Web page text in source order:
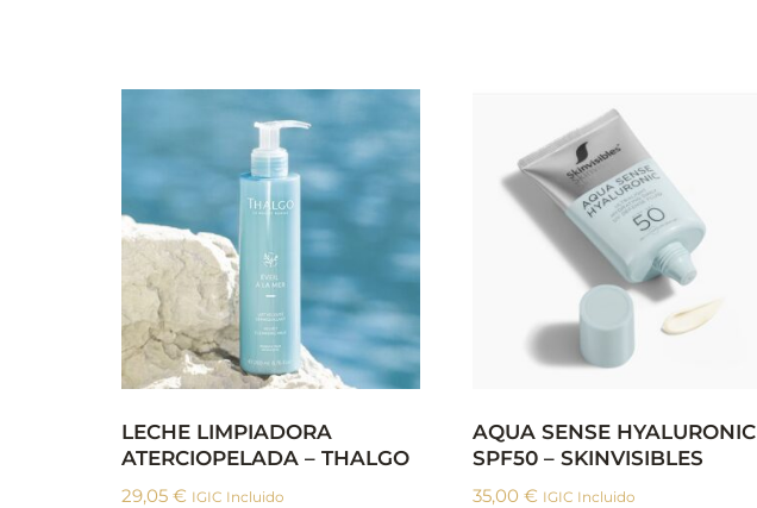
LECHE LIMPIADORA
ATERCIOPELADA – THALGO
29,05 € IGIC Incluido
AQUA SENSE HYALURONIC
SPF50 – SKINVISIBLES
35,00 € IGIC Incluido